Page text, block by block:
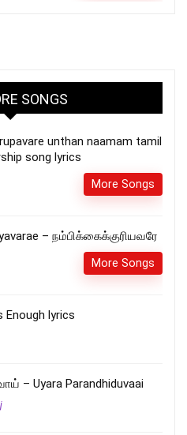
SONGS
unthan naamam tamil
song lyrics
More Songs
– நம்பிக்கைக்குரியவரே
More Songs
Enough lyrics
– Uyara Parandhiduvaai